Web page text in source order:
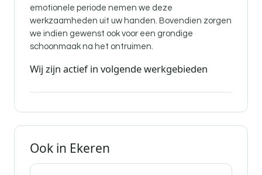
emotionele periode nemen we deze
werkzaamheden uit uw handen. Bovendien zorgen
we indien gewenst ook voor een grondige
schoonmaak na het ontruimen.
Wij zijn actief in volgende werkgebieden
Ook in Ekeren